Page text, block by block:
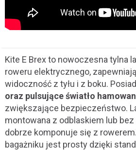
Kite E Brexto nowoczesna tylna
roweru elektrycznego,
widoczność z tyłu i z boku.
oraz pulsujące światło
zwiększające bezpieczeństwo.
montowana z odblaskiem lub
dobrze komponuje się z
bagażniku jest prosty dzięki